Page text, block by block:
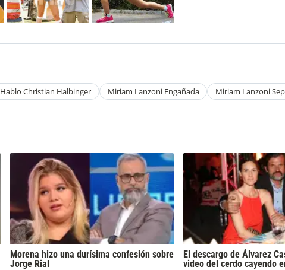
Hablo Christian Halbinger Miriam Lanzoni Engañada Miriam Lanzoni
Morena hizo una durísima confesión sobre
Jorge Rial
El descargo de Álvarez
video del cerdo cayendo